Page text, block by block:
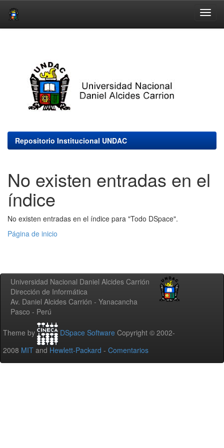
Repositorio Institucional UNDAC
No existen entradas en el
índice
No existen entradas en el índice para "Todo DSpace".
Página de inicio
Universidad Nacional Daniel Alcides Carrión
Dirección de Informática
Av. Daniel Alcides Carrión - Yanacancha
Pasco - Perú
Theme by DSpace Software Copyright © 2002-
2008 MIT and Hewlett-Packard - Comentarios